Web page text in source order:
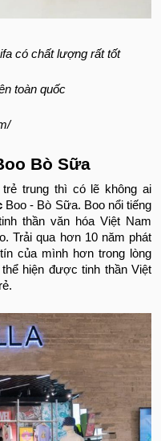
có chất lượng rất tốt
toàn quốc
Bò Sữa
trung thì có lẽ không ai
Boo - Bò Sữa. Boo nổi tiếng
thần văn hóa Việt Nam
Trải qua hơn 10 năm phát
của mình hơn trong lòng
hiện được tinh thần Việt